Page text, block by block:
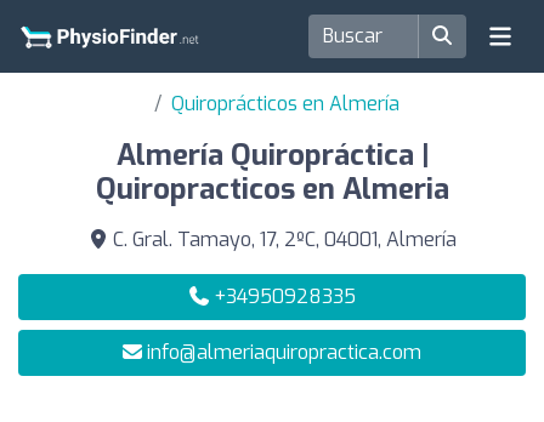
Quiroprácticos en Almería
Almería Quiropráctica |
Quiropracticos en Almeria
C. Gral. Tamayo, 17, 2ºC, 04001, Almería
+34950928335
info@almeriaquiropractica.com